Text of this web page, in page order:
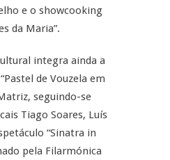
e o showcooking
da Maria”.
integra ainda a
de Vouzela em
seguindo-se
Tiago Soares, Luís
“Sinatra in
pela Filarmónica